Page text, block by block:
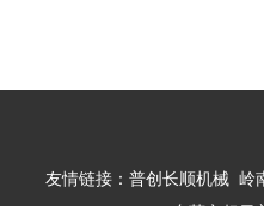
友情链接： 普创长顺机械 岭